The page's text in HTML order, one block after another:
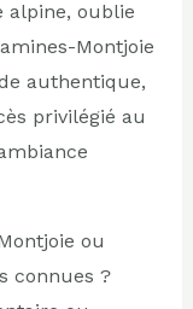
alpine, oublie
Montjoie
authentique,
privilégié au
ou
connues ?